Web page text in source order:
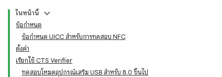
ในหน้านี้
ข้อกำหนด
ข้อกำหนด UICC สำหรับการทดสอบ NFC
ตั้งค่า
เรียกใช้ CTS Verifier
ทดสอบโหมดอุปกรณ์เสริม USB สำหรับ 8.0 ขึ้นไป